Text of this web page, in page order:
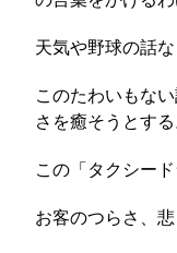
天気や野球の話
このたわいもな
さを癒そうとする
この「タクシー
お客のつらさ、